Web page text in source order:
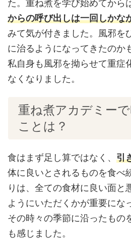
た。重ね煮を学び始めてから
からの呼び出しは一回しかな
みて気が付きました。風邪を
に治るようになってきたのか
私自身も風邪を拗らせて重症
なくなりました。
重ね煮アカデミー
ことは？
食はまず足し算ではなく、 引
体に良いとされるものを食べ
りは、全ての食材に良い面と
ようにいただくかが重要にな
その時々の季節に沿ったもの
も感じました。